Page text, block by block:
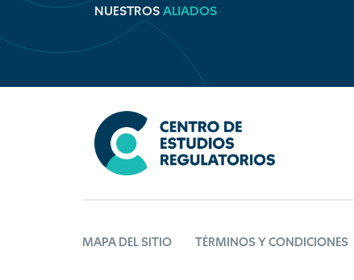
NUESTROS ALIADOS
MAPA DEL SITIO TÉRMINOS Y CONDICIONES